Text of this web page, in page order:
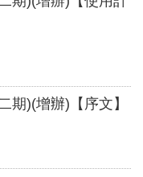
期)(增辦)【序文】